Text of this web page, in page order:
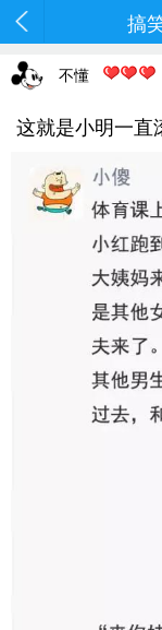
搞
不懂
这就是小明一直